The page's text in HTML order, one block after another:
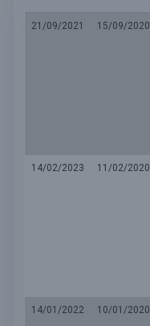
21/09/2021 15/09/2020
14/02/2023 11/02/2020
14/01/2022 10/01/2020